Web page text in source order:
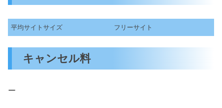
平均サイトサイズ フリーサイト
キャンセル料
ー